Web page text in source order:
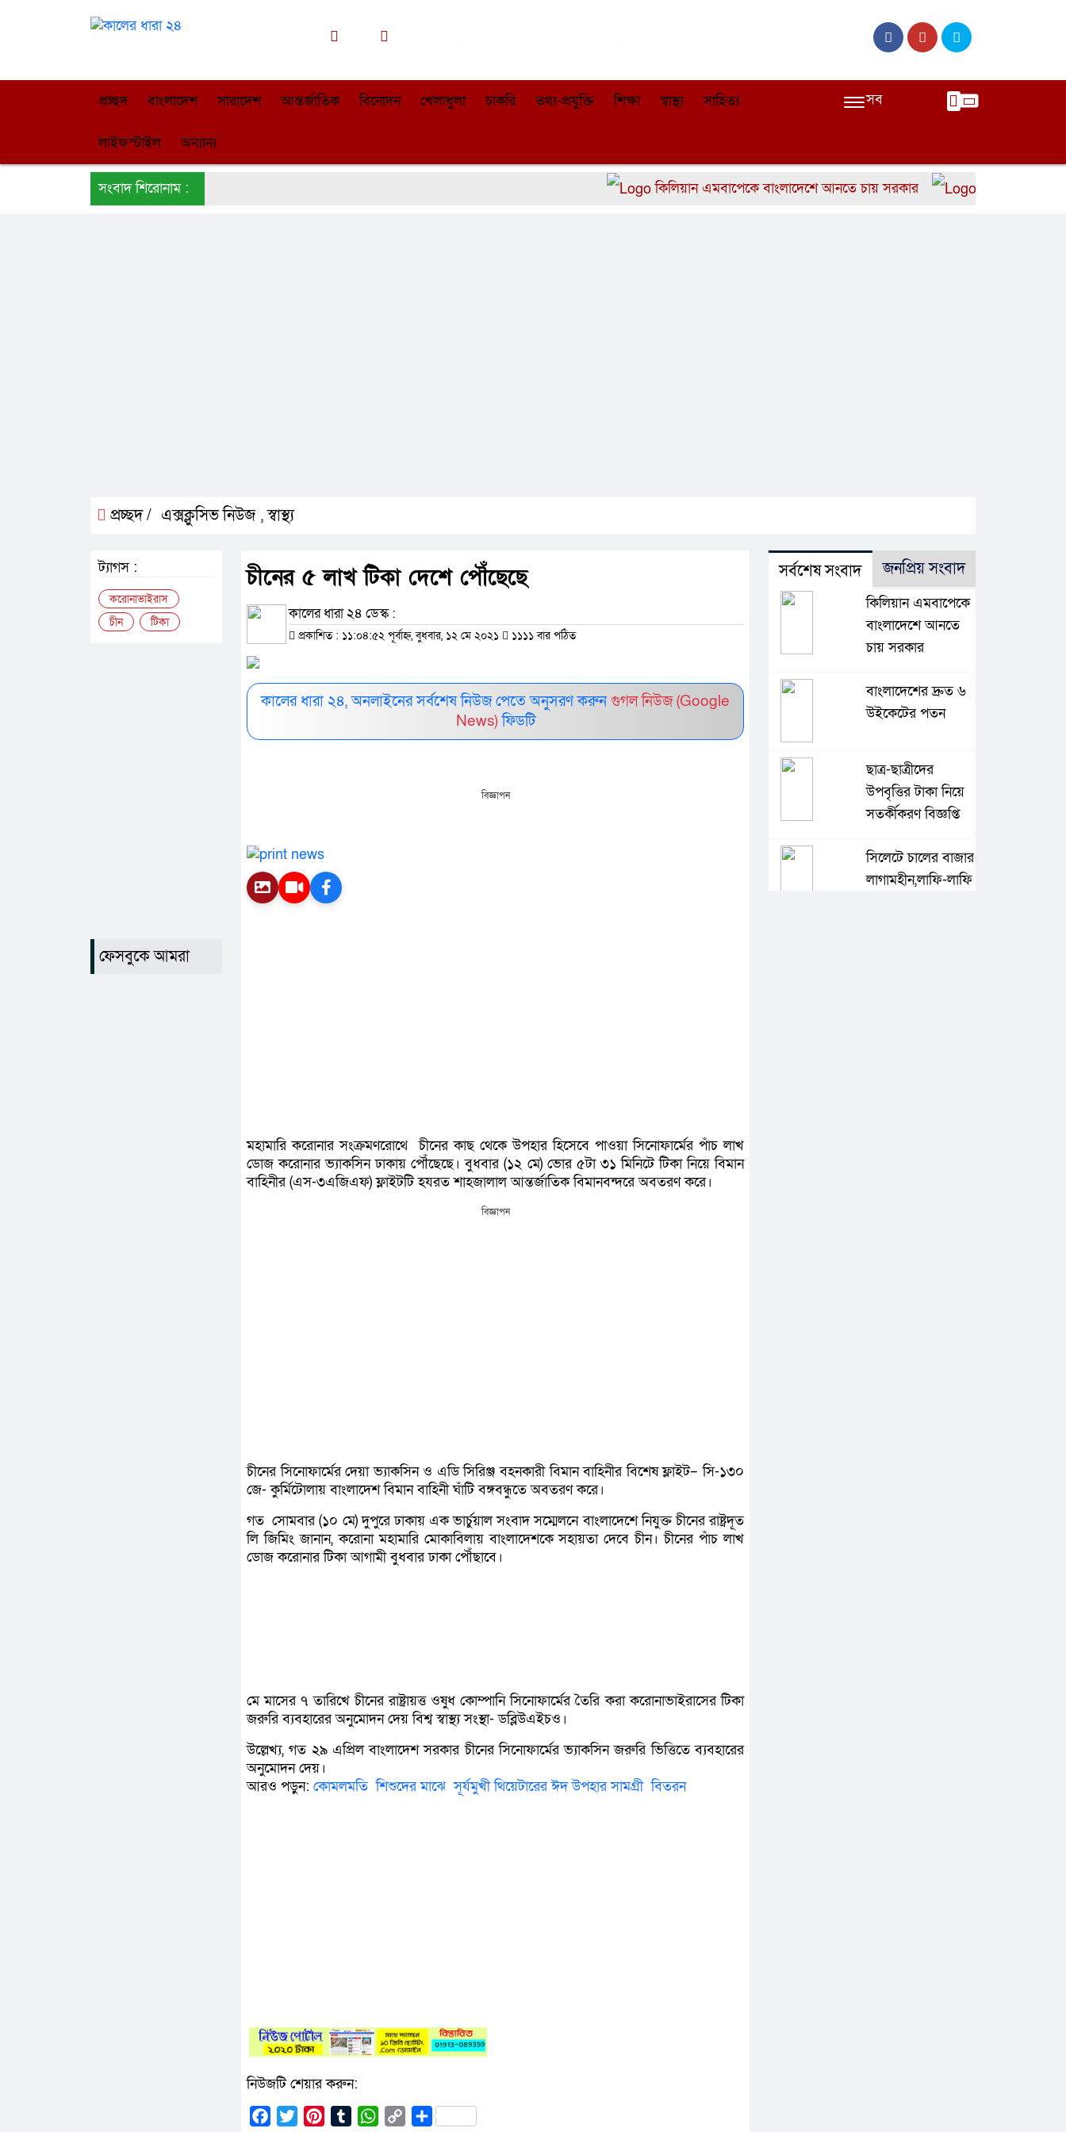
প্রচ্ছদ বাংলাদেশ সারাদেশ আন্তর্জাতিক বিনোদন খেলাধুলা চাকরি তথ্য-প্রযুক্তি শিক্ষা স্বাস্থ্য সাহিত্য
লাইফস্টাইল অন্যান্য
সব
সংবাদ শিরোনাম : কিলিয়ান এমবাপেকে বাংলাদেশে আনতে চায় সরকার বাংলাদেশের দ্রুত ৬
প্রচ্ছদ / এক্সক্লুসিভ নিউজ ,স্বাস্থ্য
চীনের ৫ লাখ টিকা দেশে পৌঁছেছে
কালের ধারা ২৪ ডেস্ক :
প্রকাশিত : ১১:০৪:৫২ পূর্বাহ্ন, বুধবার, ১২ মে ২০২১ ১১১১ বার পঠিত
কালের ধারা ২৪, অনলাইনের সর্বশেষ নিউজ পেতে অনুসরণ করুনগুগল নিউজ (Google
News) ফিডটি
বিজ্ঞাপন
মহামারি করোনার সংক্রমণরোথে চীনের কাছ থেকে উপহার হিসেবে পাওয়া সিনোফার্মের পাঁচ লাখ
ডোজ করোনার ভ্যাকসিন ঢাকায় পৌঁছেছে। বুধবার (১২ মে) ভোর ৫টা ৩১ মিনিটে টিকা নিয়ে বিমান
বাহিনীর (এস-৩এজিএফ) ফ্লাইটটি হযরত শাহজালাল আন্তর্জাতিক বিমানবন্দরে অবতরণ করে।
বিজ্ঞাপন
চীনের সিনোফার্মের দেয়া ভ্যাকসিন ও এডি সিরিঞ্জ বহনকারী বিমান বাহিনীর বিশেষ ফ্লাইট– সি-১৩০
জে- কুর্মিটোলায় বাংলাদেশ বিমান বাহিনী ঘাঁটি বঙ্গবন্ধুতে অবতরণ করে।
গত সোমবার (১০ মে) দুপুরে ঢাকায় এক ভার্চুয়াল সংবাদ সম্মেলনে বাংলাদেশে নিযুক্ত চীনের রাষ্ট্রদূত
লি জিমিং জানান, করোনা মহামারি মোকাবিলায় বাংলাদেশকে সহায়তা দেবে চীন। চীনের পাঁচ লাখ
ডোজ করোনার টিকা আগামী বুধবার ঢাকা পৌঁছাবে।
মে মাসের ৭ তারিখে চীনের রাষ্ট্রায়ত্ত ওষুধ কোম্পানি সিনোফার্মের তৈরি করা করোনাভাইরাসের টিকা
জরুরি ব্যবহারের অনুমোদন দেয় বিশ্ব স্বাস্থ্য সংস্থা- ডব্লিউএইচও।
উল্লেখ্য, গত ২৯ এপ্রিল বাংলাদেশ সরকার চীনের সিনোফার্মের ভ্যাকসিন জরুরি ভিত্তিতে ব্যবহারের
অনুমোদন দেয়।
আরও পড়ুন: কোমলমতি শিশুদের মাঝে সূর্যমুখী থিয়েটারের ঈদ উপহার সামগ্রী বিতরন
নিউজটি শেয়ার করুন:
Facebook
Twitter PinterestTumblrWhatsApp
CopyShare
ট্যাগস :
করোনাভাইরাস
চীন
টিকা
ফেসবুকে আমরা
সর্বশেষ সংবাদ জনপ্রিয় সংবাদ
কিলিয়ান এমবাপেকে
বাংলাদেশে আনতে
চায় সরকার
বাংলাদেশের দ্রুত ৬
উইকেটের পতন
ছাত্র-ছাত্রীদের
উপবৃত্তির টাকা নিয়ে
সতর্কীকরণ বিজ্ঞপ্তি
সিলেটে চালের বাজার
লাগামহীন,লাফি-লাফি